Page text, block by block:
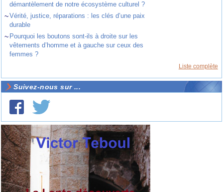
démantèlement de notre écosystème culturel ?
~Vérité, justice, réparations : les clés d’une paix
durable
~ Pourquoi les boutons sont-ils à droite sur les
vêtements d’homme et à gauche sur ceux des
femmes ?
Liste complète
Suivez-nous sur ...